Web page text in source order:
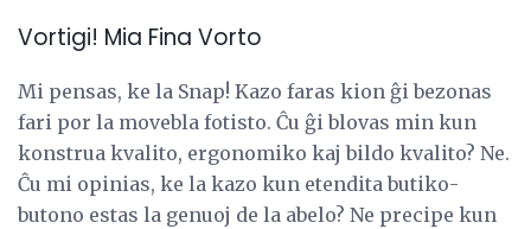
Vortigi! Mia Fina Vorto
Mi pensas, ke la Snap! Kazo faras kion ĝi bezonas
fari por la movebla fotisto. Ĉu ĝi blovas min kun
konstrua kvalito, ergonomiko kaj bildo kvalito? Ne.
Ĉu mi opinias, ke la kazo kun etendita butiko-
butono estas la genuoj de la abelo? Ne precipe kun